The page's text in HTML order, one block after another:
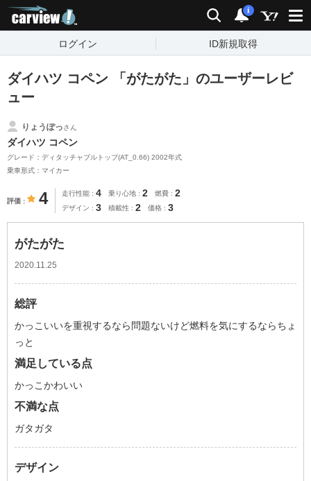
検索 通知
i
ログイン ID新規取得
ダイハツ コペン 「がたがた」のユーザーレビ
ュー
りょうぽっさん
ダイハツ コペン
グレード：ディタッチャブルトップ(AT_0.66) 2002年式
乗車形式：マイカー
評価 4 走行性能 4 乗り心地 2 燃費 2
デザイン 3 積載性 2 価格 3
がたがた
2020.11.25
総評
かっこいいを重視するなら問題ないけど燃料を気にするならちょ
っと
満足している点
かっこかわいい
不満な点
ガタガタ
デザイン